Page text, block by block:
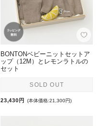
BONTONベビーニットセットア
ップ（12M）とレモンラトルの
セット
SOLD OUT
23,430円 (本体価格:21,300円)